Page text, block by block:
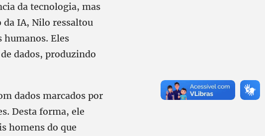
da tecnologia, mas
IA, Nilo ressaltou
humanos. Eles
dados, produzindo
dados marcados por
Desta forma, ele
homens do que